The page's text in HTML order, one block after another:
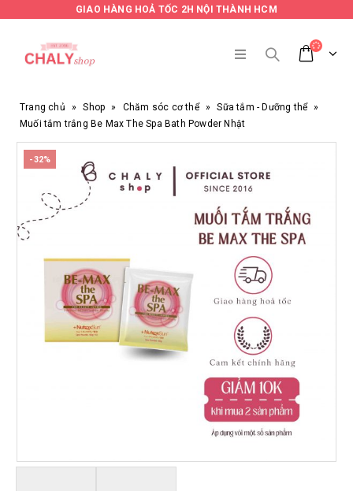
GIAO HÀNG HOẢ TỐC 2H NỘI THÀNH HCM
Trang chủ » Shop » Chăm sóc cơ thể » Sữa tắm - Dưỡng thể »
Muối tắm trắng Be Max The Spa Bath Powder Nhật
-32%